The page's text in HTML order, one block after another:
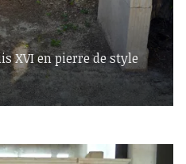
XVI en pierre de style